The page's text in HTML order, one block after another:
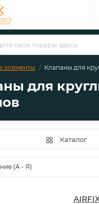
элементы Клапаны для
для
Каталог